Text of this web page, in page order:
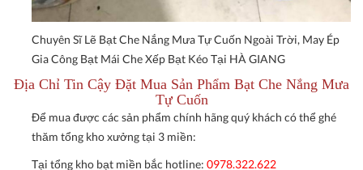
Chuyên Sĩ Lẽ Bạt Che Nắng Mưa Tự Cuốn Ngoài Trời, May Ép
Gia Công Bạt Mái Che Xếp Bạt Kéo Tại HÀ GIANG
Địa Chỉ Tin Cậy Đặt Mua Sản Phẩm Bạt Che Nắng Mưa
Tự Cuốn
Để mua được các sản phẩm chính hãng quý khách có thể ghé
thăm tổng kho xưởng tại 3 miền:
Tại tổng kho bạt miền bắc hotline: 0978.322.622